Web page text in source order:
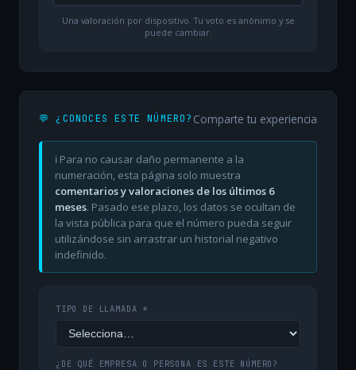
Una valoración por dispositivo. Tu voto es anónimo y se
puede cambiar.
💬 ¿CONOCES ESTE NÚMERO? Comparte tu experiencia
ℹ️ Para no causar daño permanente a la
numeración, esta página solo muestra
comentarios y valoraciones de los últimos 6
meses. Pasado ese plazo, los datos se ocultan de
la vista pública para que el número pueda seguir
utilizándose sin arrastrar un historial negativo
indefinido.
TIPO DE LLAMADA *
¿DE QUÉ EMPRESA O PERSONA ES ESTE NÚMERO?